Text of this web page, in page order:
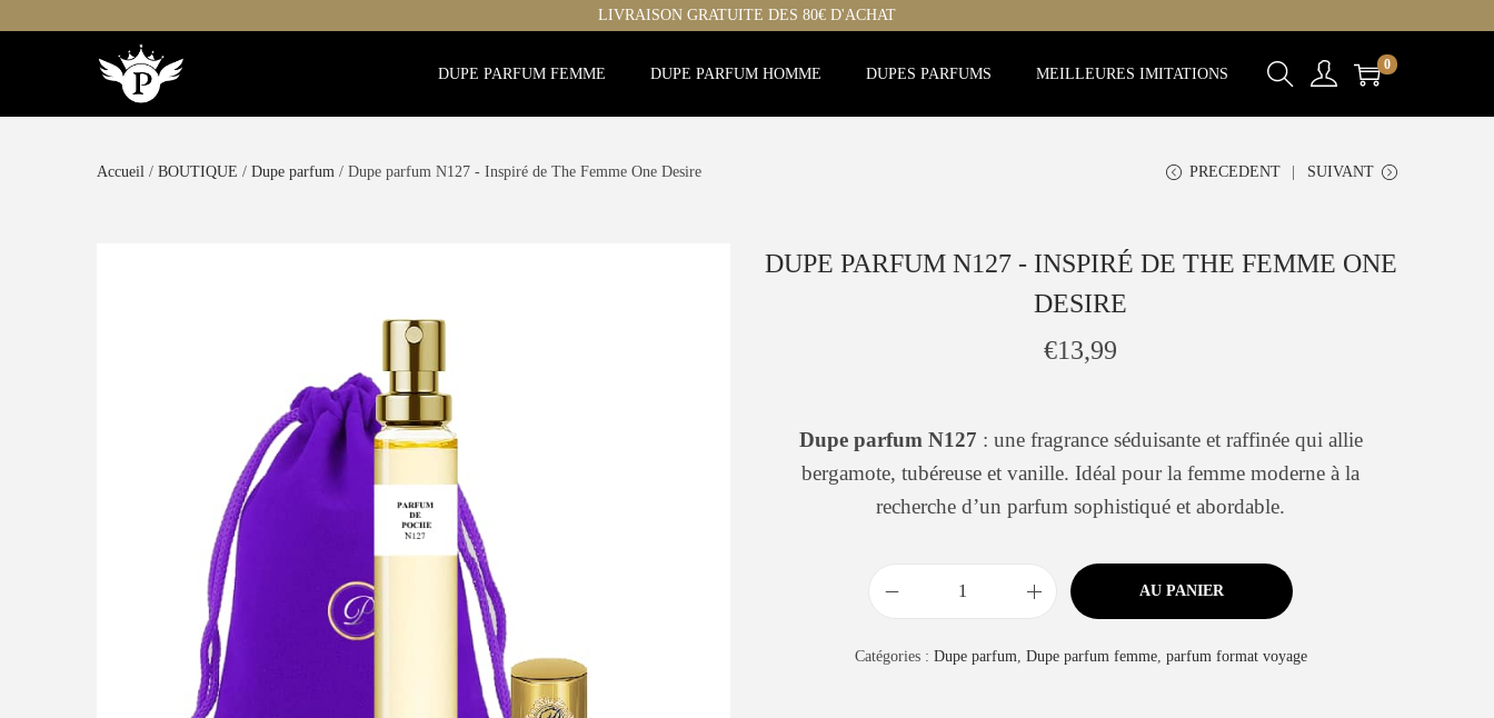
LIVRAISON GRATUITE DES 80€ D'ACHAT
DUPE PARFUM FEMME DUPE PARFUM HOMME DUPES PARFUMS MEILLEURES IMITATIONS
0
Accueil / BOUTIQUE / Dupe parfum / Dupe parfum N127 - Inspiré de The Femme One Desire PRECEDENT SUIVANT
DUPE PARFUM N127 - INSPIRÉ DE THE FEMME ONE
DESIRE
€13,99
Dupe parfum N127 : une fragrance séduisante et raffinée qui allie
bergamote, tubéreuse et vanille. Idéal pour la femme moderne à la
recherche d’un parfum sophistiqué et abordable.
AU PANIER
Catégories : Dupe parfum, Dupe parfum femme, parfum format voyage